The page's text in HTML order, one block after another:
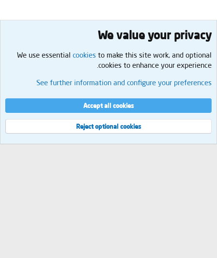
المنتدى العام
Cookies
العربية
إتصل بنا
الشروط والقوانين سياسة الخصوصية مساعدة الرئيسية
R
S
مجموع الإستعلامات 8 إجمالي الوقت
2.06MB
We value your privacy
We use essential cookies to make this site work, and optional
cookies to enhance your experience.
See further information and configure your preferences
Accept all cookies
Reject optional cookies